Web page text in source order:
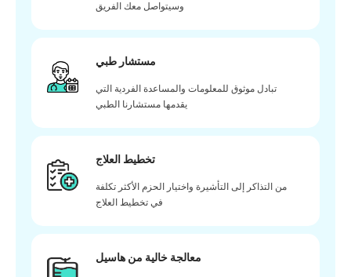
وسيتواصل معك الفريق
مستشار طبي
تبادل موثوق للمعلومات والمساعدة الفردية التي
يقدمها مستشارنا الطبي
تخطيط العلاج
من التذاكر إلى التأشيرة واختيار الحزم الأكثر تكلفة
في تخطيط العلاج
معالجة خالية من هاسيل